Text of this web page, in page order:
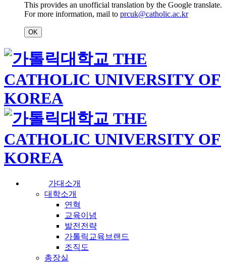
This provides an unofficial translation by the Google translate.
For more information, mail to prcuk@catholic.ac.kr
OK
가대소개
대학소개
연혁
교육이념
발전전략
가톨릭교육브랜드
조직도
총장실